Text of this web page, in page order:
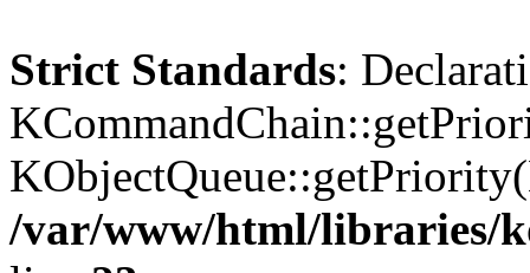
Strict Standards:
/var/www/html/libraries/